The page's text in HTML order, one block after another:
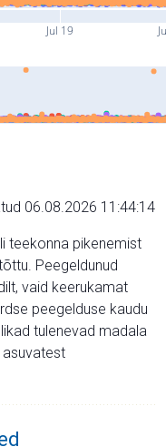
Jul 19
06.08.2026 11:44:14
teekonna pikenemist
Peegeldunud
vaid keerukamat
peegelduse kaudu
tulenevad madala
asuvatest